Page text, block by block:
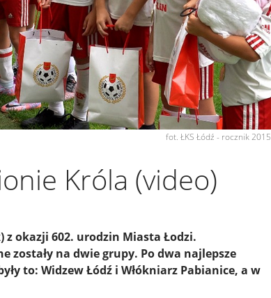
fot. ŁKS Łódź - rocznik 2015
Króla (video)
okazji 602. urodzin Miasta Łodzi.
zostały na dwie grupy. Po dwa najlepsze
to: Widzew Łódź i Włókniarz Pabianice, a w